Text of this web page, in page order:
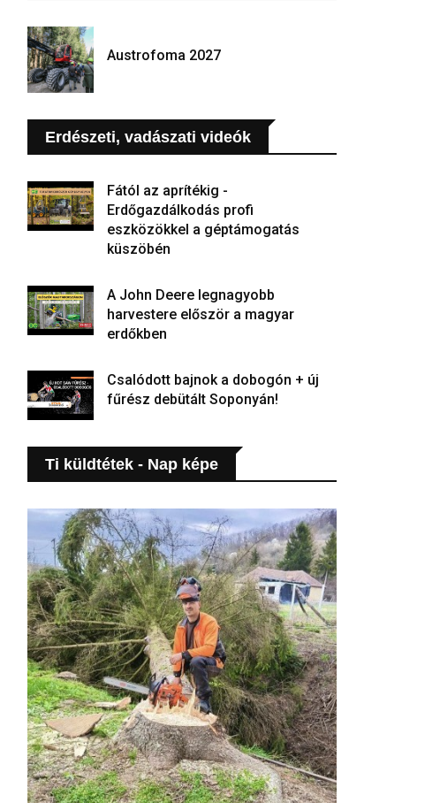
Austrofoma 2027
Erdészeti, vadászati videók
Fától az aprítékig -
Erdőgazdálkodás profi
eszközökkel a géptámogatás
küszöbén
A John Deere legnagyobb
harvestere először a magyar
erdőkben
Csalódott bajnok a dobogón + új
fűrész debütált Soponyán!
Ti küldtétek - Nap képe